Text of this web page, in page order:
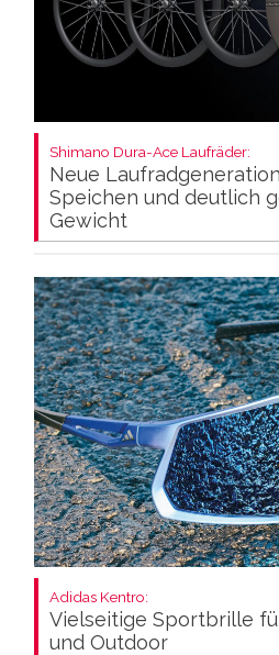
Shimano Dura-Ace Laufräder:
Neue
Speichen und deutlich
Gewicht
Adidas Kentro:
Vielseitige Sportbrille
und Outdoor